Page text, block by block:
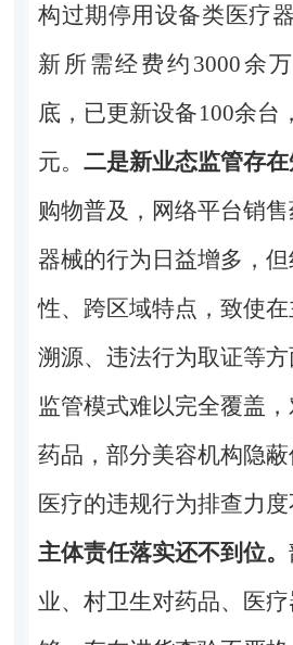
构过期停用设备类医疗
新所需经费约 3000余
底，已更新设备100余台
元。 二是新业态监管存在
购物普及，网络平台销
器械的行为日益增多，
性、跨区域特点，致使
溯源、违法行为取证等
监管模式难以完全覆盖
药品，部分美容机构隐
医疗的违规行为排查力
主体责任落实还不到位。
业、村卫生对药品、医